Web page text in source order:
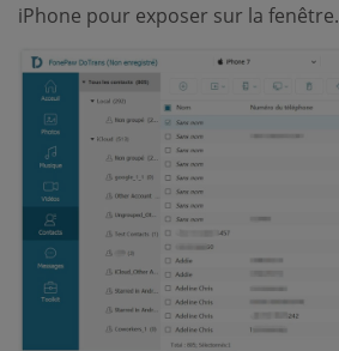
iPhone pour exposer sur la fenêtre.